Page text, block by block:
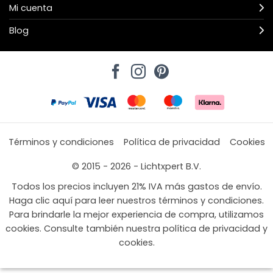
Mi cuenta
Blog
Términos y condiciones Política de privacidad
Cookies
© 2015 - 2026 - Lichtxpert B.V.
Todos los precios incluyen 21% IVA más gastos de envío.
Haga clic aquí para leer nuestros términos y condiciones.
Para brindarle la mejor experiencia de compra, utilizamos
cookies. Consulte también nuestra política de privacidad y
cookies.